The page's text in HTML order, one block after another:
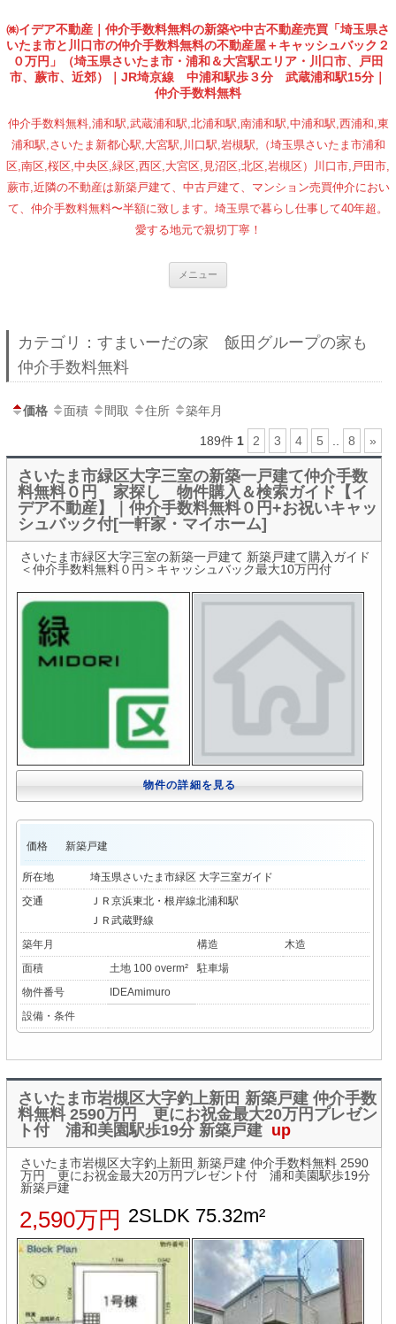
㈱イデア不動産｜仲介手数料無料の新築や中古不動産売買「埼玉県さ
いたま市と川口市の仲介手数料無料の不動産屋＋キャッシュバック２
０万円」（埼玉県さいたま市・浦和＆大宮駅エリア・川口市、戸田
市、蕨市、近郊）｜JR埼京線 中浦和駅歩３分 武蔵浦和駅15分｜
仲介手数料無料
仲介手数料無料,浦和駅,武蔵浦和駅,北浦和駅,南浦和駅,中浦和駅,西浦和,東
浦和駅,さいたま新都心駅,大宮駅,川口駅,岩槻駅,（埼玉県さいたま市浦和
区,南区,桜区,中央区,緑区,西区,大宮区,見沼区,北区,岩槻区）川口市,戸田市,
蕨市,近隣の不動産は新築戸建て、中古戸建て、マンション売買仲介におい
て、仲介手数料無料〜半額に致します。埼玉県で暮らし仕事して40年超。
愛する地元で親切丁寧！
メニュー
カテゴリ：すまいーだの家 飯田グループの家も
仲介手数料無料
価格 面積 間取 住所 築年月
189件 1 2 3 4 5 8 »
さいたま市緑区大字三室の新築一戸建て仲介手数
料無料０円 家探し 物件購入＆検索ガイド【イ
デア不動産】｜仲介手数料無料０円+お祝いキャッ
シュバック付[一軒家・マイホーム]
さいたま市緑区大字三室の新築一戸建て 新築戸建て購入ガイド
＜仲介手数料無料０円＞キャッシュバック最大10万円付
物件の詳細を見る
価格 新築戸建
所在地
埼玉県さいたま市緑区 大字三室ガイド
交通
ＪＲ京浜東北・根岸線北浦和駅
ＪＲ武蔵野線
築年月
構造
木造
面積
土地 100 overm²
駐車場
物件番号
IDEAmimuro
設備・条件
さいたま市岩槻区大字釣上新田 新築戸建 仲介手数
料無料 2590万円 更にお祝金最大20万円プレゼン
ト付 浦和美園駅歩19分 新築戸建 up
さいたま市岩槻区大字釣上新田 新築戸建 仲介手数料無料 2590
万円 更にお祝金最大20万円プレゼント付 浦和美園駅歩19分
新築戸建
2,590万円 2SLDK 75.32m²